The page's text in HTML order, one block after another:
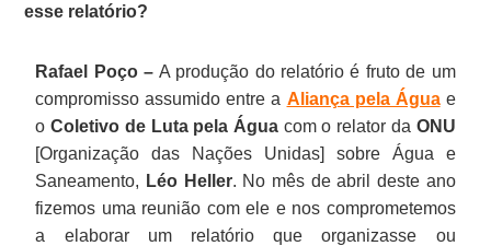
esse relatório?
Rafael Poço – A produção do relatório é fruto de um
compromisso assumido entre a Aliança pela Águae
oColetivo de Luta pela Água com o relator da ONU
[Organização das Nações Unidas] sobre Água e
Saneamento, Léo Heller. No mês de abril deste ano
fizemos uma reunião com ele e nos comprometemos
a elaborar um relatório que organizasse ou